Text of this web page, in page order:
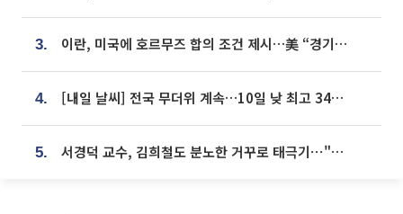
3. 이란, 미국에 호르무즈 합의 조건 제시…美 “경기 아직 안 끝나” [종합]
4. [내일 날씨] 전국 무더위 계속…10일 낮 최고 34도 육박
5. 서경덕 교수, 김희철도 분노한 거꾸로 태극기⋯"엉터리는 아냐, 아쉬울 뿐"